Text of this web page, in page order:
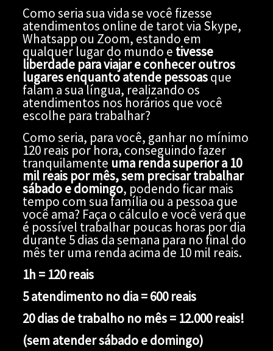
Como seria sua vida se você fizesse
atendimentos online de tarot via Skype,
Whatsapp ou Zoom, estando em
qualquer lugar do mundo e tivesse
liberdade para viajar e conhecer outros
lugares enquanto atende pessoasque
falam a sua língua, realizando os
atendimentos nos horários que você
escolhe para trabalhar?
Como seria, para você, ganhar no mínimo
120 reais por hora, conseguindo fazer
tranquilamente uma renda superior a 10
mil reais por mês, sem precisar trabalhar
sábado e domingo, podendo ficar mais
tempo com sua família ou a pessoa que
você ama? Faça o cálculo e você verá que
é possível trabalhar poucas horas por dia
durante 5 dias da semana para no final do
mês ter uma renda acima de 10 mil reais.
1h = 120 reais
5 atendimento no dia = 600 reais
20 dias de trabalho no mês = 12.000 reais!
(sem atender sábado e domingo)